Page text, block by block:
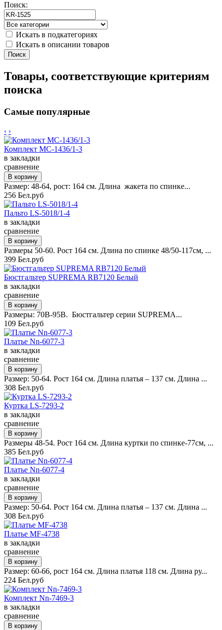
Поиск:
Искать в подкатегориях
Искать в описании товаров
Товары, соответствующие критериям
поиска
Самые популярные
‹ ›
Комплект MC-1436/1-3
в закладки
сравнение
Размер: 48-64, рост: 164 см. Длина жакета по спинке...
256 Бел.руб
Пальто LS-5018/1-4
в закладки
сравнение
Размеры 50-60. Рост 164 см. Длина по спинке 48/50-117см, ...
399 Бел.руб
Бюстгальтер SUPREMA RB7120 Белый
в закладки
сравнение
Размеры: 70B-95B. Бюстгальтер серии SUPREMA...
109 Бел.руб
Платье Nn-6077-3
в закладки
сравнение
Размер: 50-64. Рост 164 см. Длина платья – 137 см. Длина ...
308 Бел.руб
Куртка LS-7293-2
в закладки
сравнение
Размеры 48-54. Рост 164 см. Длина куртки по спинке-77см, ...
385 Бел.руб
Платье Nn-6077-4
в закладки
сравнение
Размер: 50-64. Рост 164 см. Длина платья – 137 см. Длина ...
308 Бел.руб
Платье MF-4738
в закладки
сравнение
Размер: 60-66, рост 164 см. Длина платья 118 см. Длина ру...
224 Бел.руб
Комплект Nn-7469-3
в закладки
сравнение